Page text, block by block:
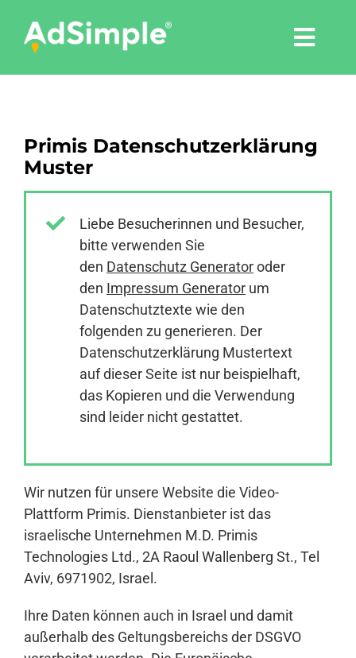
content
Tools
Pressemitteilungen
Anmelden
Primis Datenschutzerklärung
Muster
Liebe Besucherinnen und Besucher,
bitte verwenden Sie
den Datenschutz Generatoroder
den Impressum Generator um
Datenschutztexte wie den
folgenden zu generieren. Der
Datenschutzerklärung Mustertext
auf dieser Seite ist nur beispielhaft,
das Kopieren und die Verwendung
sind leider nicht gestattet.
Wir nutzen für unsere Website die Video-
Plattform Primis. Dienstanbieter ist das
israelische Unternehmen M.D. Primis
Technologies Ltd., 2A Raoul Wallenberg St., Tel
Aviv, 6971902, Israel.
Ihre Daten können auch in Israel und damit
außerhalb des Geltungsbereichs der DSGVO